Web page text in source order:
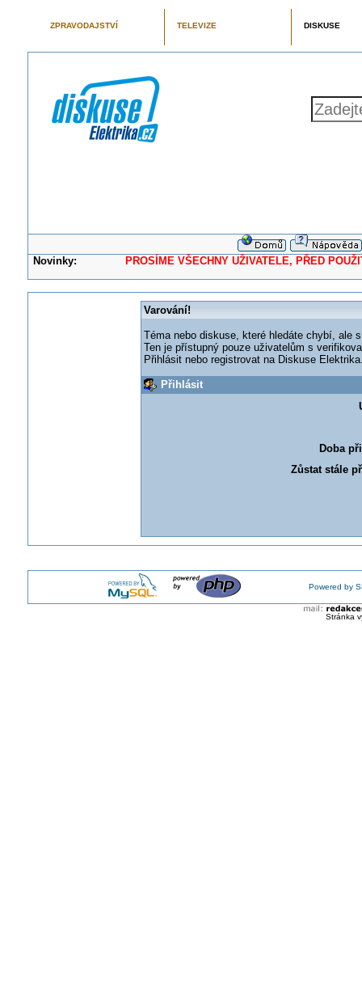
ZPRAVODAJSTVÍ TELEVIZE DISKUSE
Novinky: PROSÍME VŠECHNY UŽIVATELE, PŘED
Varování!
Téma nebo diskuse, které hledáte chybí, ale
Ten je přístupný pouze uživatelům s
Přihlásit nebo registrovat na Diskuse
Přihlásit
Doba
Zůstat stále
Powered by
Stránka